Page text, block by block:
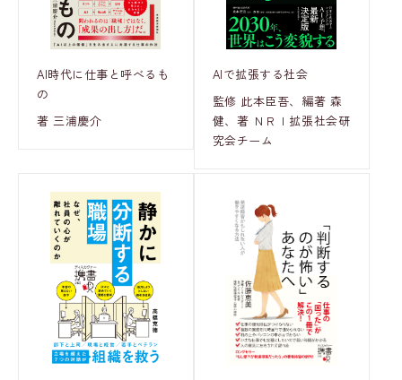
AI時代に仕事と呼べるも
の
著 三浦慶介
AIで拡張する社会
監修 此本臣吾、編著 森
健、著 ＮＲＩ拡張社会研
究会チーム